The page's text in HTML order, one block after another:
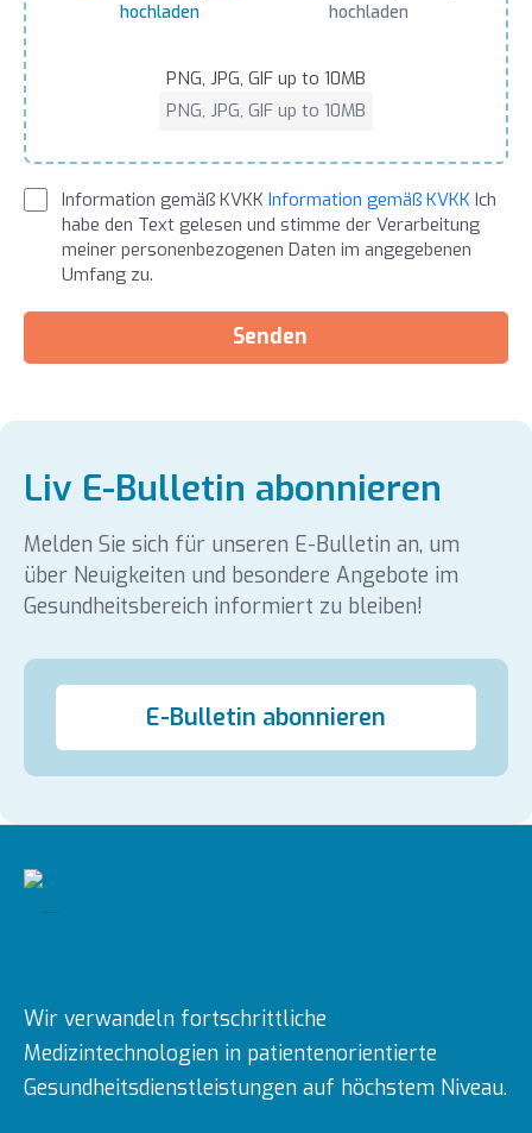
hochladen
hochladen
PNG, JPG, GIF up to 10MB
PNG, JPG, GIF up to 10MB
Information gemäß KVKK Information gemäß KVKK Ich
habe den Text gelesen und stimme der Verarbeitung
meiner personenbezogenen Daten im angegebenen
Umfang zu.
Senden
Liv E-Bulletin abonnieren
Melden Sie sich für unseren E-Bulletin an, um
über Neuigkeiten und besondere Angebote im
Gesundheitsbereich informiert zu bleiben!
E-Bulletin abonnieren
Wir verwandeln fortschrittliche
Medizintechnologien in patientenorientierte
Gesundheitsdienstleistungen auf höchstem Niveau.